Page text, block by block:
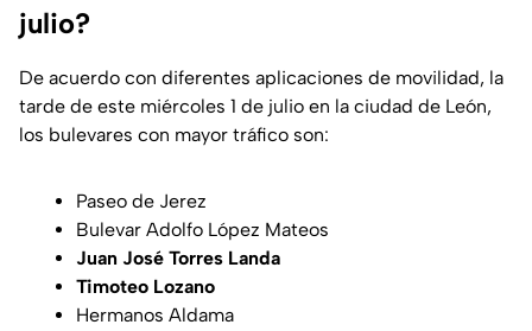
julio?
De acuerdo con diferentes aplicaciones de movilidad, la
tarde de este miércoles 1 de julio en la ciudad de León,
los bulevares con mayor tráfico son:
Paseo de Jerez
Bulevar Adolfo López Mateos
Juan José Torres Landa
Timoteo Lozano
Hermanos Aldama